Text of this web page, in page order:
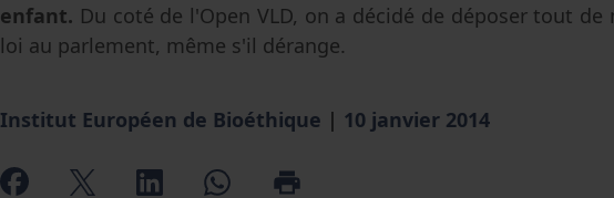
enfant. Du coté de l'Open VLD, on a décidé de déposer tout
loi au parlement, même s'il dérange.
Institut Européen de Bioéthique | 10 janvier 2014